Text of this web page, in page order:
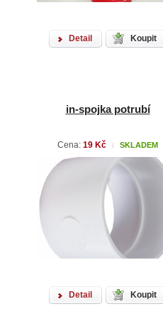
Detail Koupit
in-spojka potrubí
Cena: 19 Kč / SKLADEM
Detail Koupit